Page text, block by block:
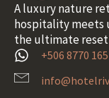
A luxury nature
hospitality meets
the ultimate reset
+506 8770